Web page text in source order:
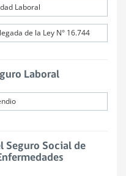
Laboral
de la Ley N° 16.744
Laboral
Seguro Social de